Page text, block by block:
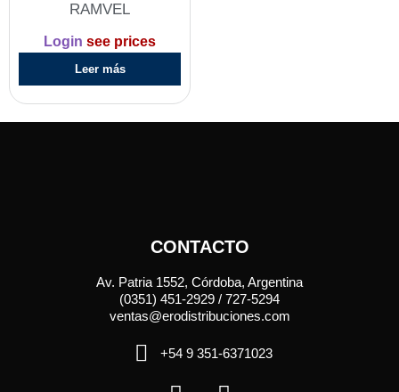
RAMVEL
Login see prices
Leer más
CONTACTO
Av. Patria 1552, Córdoba, Argentina
(0351) 451-2929 / 727-5294
ventas@erodistribuciones.com
+54 9 351-6371023